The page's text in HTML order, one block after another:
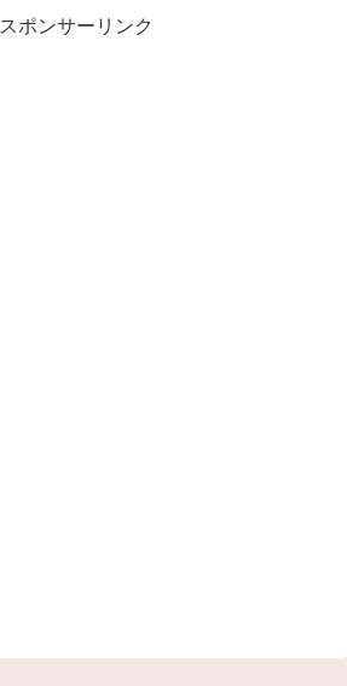
スポンサーリンク